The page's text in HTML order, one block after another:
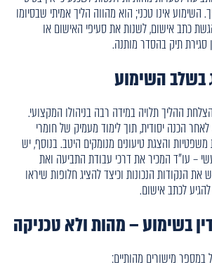
השימוע אינו טכני; הוא מהווה הליך אמיתי שבסיומו
כתב אישום, לשנות את סעיפי האישום או
סגירת תיק בהסדר מותנה.
בשלב השימוע
ההליך תלויה במידה רבה בניהולו המקצועי.
לאחר הכנה יסודית, תוך לימוד מעמיק של חומרי
והצגת טיעונים מנומקים היטב. בנוסף, יש
– עו"ד המכיר את דרכי עבודת התביעה ואת
את הנקודות הנכונות וכיצד להציג חלופות שיראו
לכתב אישום.
בשימוע – מהות ולא טכניקה
מישורים מהותיים: